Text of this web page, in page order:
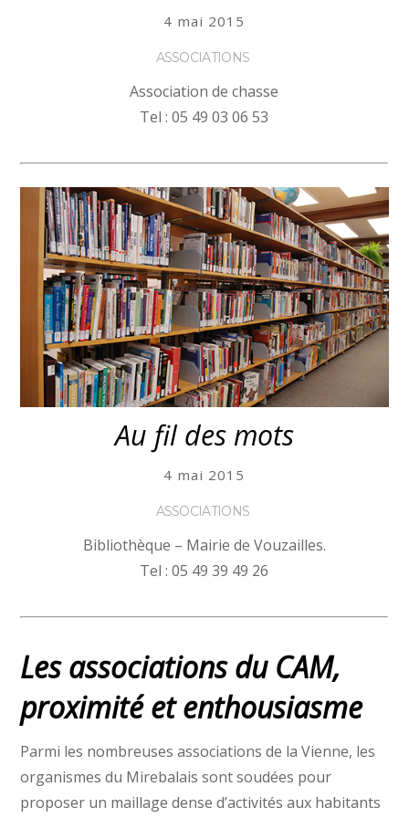
4 mai 2015
ASSOCIATIONS
Association de chasse
Tel : 05 49 03 06 53
Au fil des mots
4 mai 2015
ASSOCIATIONS
Bibliothèque – Mairie de Vouzailles.
Tel : 05 49 39 49 26
Les associations du CAM,
proximité et enthousiasme
Parmi les nombreuses associations de la Vienne, les
organismes du Mirebalais sont soudées pour
proposer un maillage dense d’activités aux habitants